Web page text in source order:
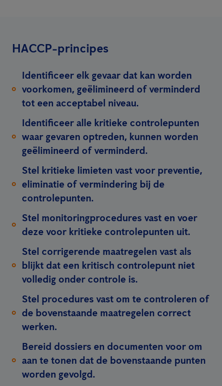
HACCP-principes
Identificeer elk gevaar dat kan worden
voorkomen, geëlimineerd of verminderd
tot een acceptabel niveau.
Identificeer alle kritieke controlepunten
waar gevaren optreden, kunnen worden
geëlimineerd of verminderd.
Stel kritieke limieten vast voor preventie,
eliminatie of vermindering bij de
controlepunten.
Stel monitoringprocedures vast en voer
deze voor kritieke controlepunten uit.
Stel corrigerende maatregelen vast als
blijkt dat een kritisch controlepunt niet
volledig onder controle is.
Stel procedures vast om te controleren of
de bovenstaande maatregelen correct
werken.
Bereid dossiers en documenten voor om
aan te tonen dat de bovenstaande punten
worden gevolgd.